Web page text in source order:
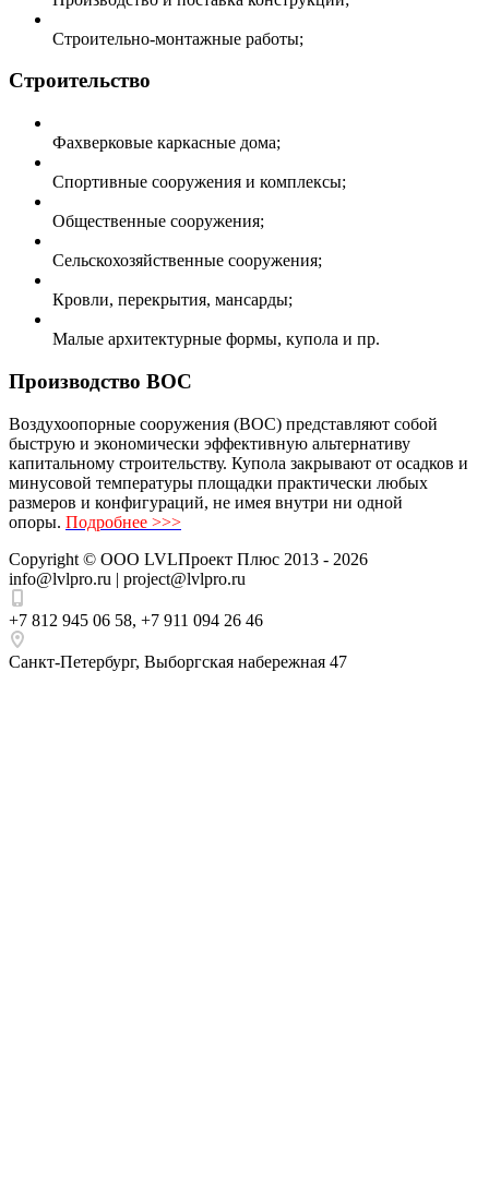
Строительно-монтажные работы;
Строительство
Фахверковые каркасные дома;
Спортивные сооружения и комплексы;
Общественные сооружения;
Сельскохозяйственные сооружения;
Кровли, перекрытия, мансарды;
Малые архитектурные формы, купола и пр.
Производство ВОС
Воздухоопорные сооружения (ВОС) представляют собой
быструю и экономически эффективную альтернативу
капитальному строительству. Купола закрывают от осадков и
минусовой температуры площадки практически любых
размеров и конфигураций, не имея внутри ни одной
опоры. Подробнее >>>
Copyright © ООО LVLПроект Плюс 2013 - 2026
info@lvlpro.ru | project@lvlpro.ru
+7 812 945 06 58, +7 911 094 26 46
Санкт-Петербург, Выборгская набережная 47